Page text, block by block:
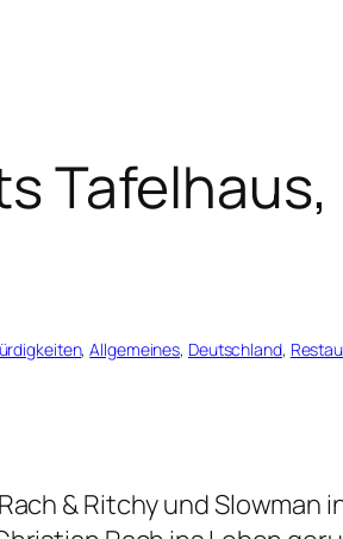
, Allgemeines, Deutschland,
& Ritchy und Slowman